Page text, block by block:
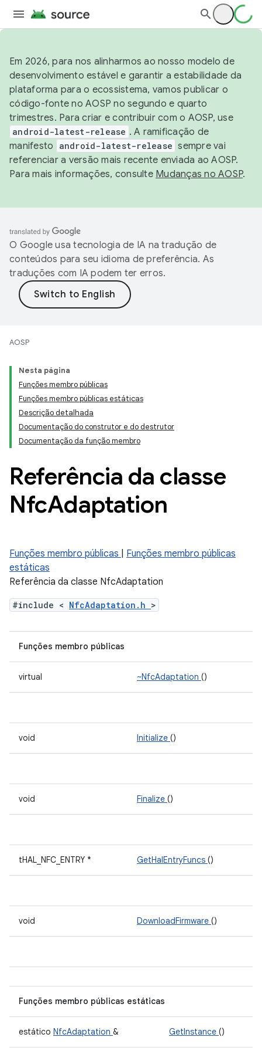
Em 2026, para nos alinharmos ao nosso modelo de
desenvolvimento estável e garantir a estabilidade da
plataforma para o ecossistema, vamos publicar o
código-fonte no AOSP no segundo e quarto
trimestres. Para criar e contribuir com o AOSP, use
android-latest-release . A ramificação de
manifesto
android-latest-release sempre vai
referenciar a versão mais recente enviada ao AOSP.
Para mais informações, consulte Mudanças no AOSP.
O Google usa tecnologia de IA na tradução de
conteúdos para seu idioma de preferência. As
traduções com IA podem ter erros.
AOSP
Nesta página
Funções membro públicas
Funções membro públicas estáticas
Descrição detalhada
Documentação do construtor e do destrutor
Documentação da função membro
Referência da classe
NfcAdaptation
Funções membro públicas
Funções membro públicas
estáticas
Referência da classe NfcAdaptation
#include < NfcAdaptation.h >
Funções membro públicas
virtual ~NfcAdaptation ()
void Initialize ()
void Finalize ()
tHAL_NFC_ENTRY * GetHalEntryFuncs ()
void DownloadFirmware ()
Funções membro públicas estáticas
estático NfcAdaptation & GetInstance ()